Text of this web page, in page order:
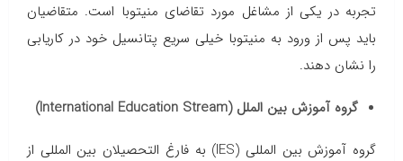
تجربه در یکی از مشاغل مورد تقاضای منیتوبا است. متقاضیان
باید پس از ورود به منیتوبا خیلی سریع پتانسیل خود در کاریابی
را نشان دهند.
گروه آموزش بین الملل (International Education Stream)
گروه آموزش بین المللی (IES) به فارغ التحصیلان بین المللی از